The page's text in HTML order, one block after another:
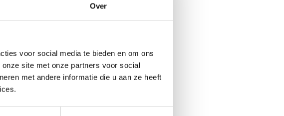
Over
voor social media te bieden en om ons
site met onze partners voor social
met andere informatie die u aan ze heeft
onderwijs en de kinderopvang
volgens de geïnterviewde
kinderen. Wanneer kinderen van
de buitenschoolse opvang, gelden
De veiligheid die kinderen